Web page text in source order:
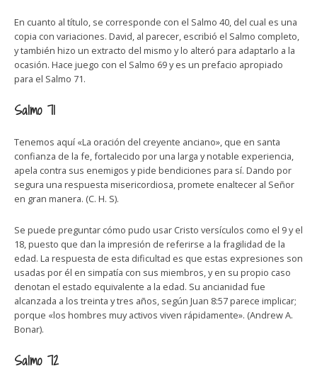
En cuanto al título, se corresponde con el Salmo 40, del cual es una
copia con variaciones. David, al parecer, escribió el Salmo completo,
y también hizo un extracto del mismo y lo alteró para adaptarlo a la
ocasión. Hace juego con el Salmo 69 y es un prefacio apropiado
para el Salmo 71.
Salmo 71
Tenemos aquí «La oración del creyente anciano», que en santa
confianza de la fe, fortalecido por una larga y notable experiencia,
apela contra sus enemigos y pide bendiciones para sí. Dando por
segura una respuesta misericordiosa, promete enaltecer al Señor
en gran manera. (C. H. S).
Se puede preguntar cómo pudo usar Cristo versículos como el 9 y el
18, puesto que dan la impresión de referirse a la fragilidad de la
edad. La respuesta de esta dificultad es que estas expresiones son
usadas por él en simpatía con sus miembros, y en su propio caso
denotan el estado equivalente a la edad. Su ancianidad fue
alcanzada a los treinta y tres años, según Juan 8:57 parece implicar;
porque «los hombres muy activos viven rápidamente». (Andrew A.
Bonar).
Salmo 72